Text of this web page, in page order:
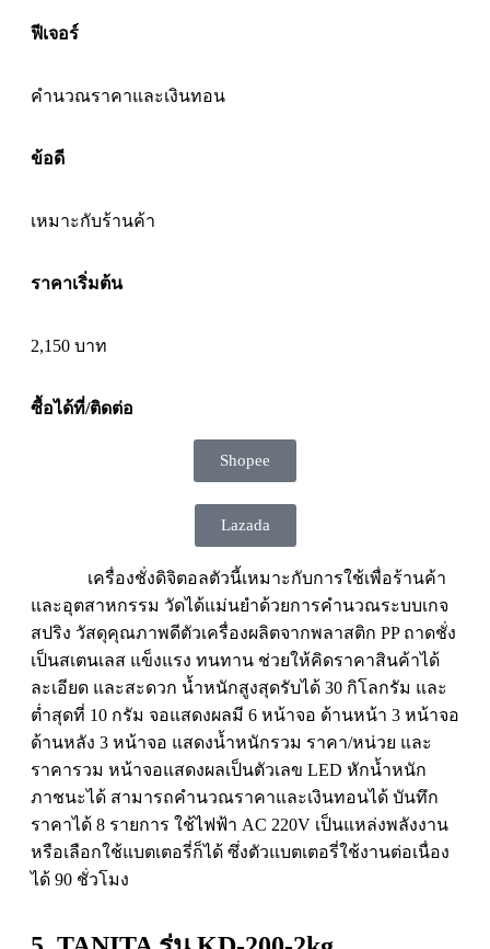
ฟีเจอร์
คำนวณราคาและเงินทอน
ข้อดี
เหมาะกับร้านค้า
ราคาเริ่มต้น
2,150 บาท
ซื้อได้ที่/ติดต่อ
Shopee
Lazada
เครื่องชั่งดิจิตอลตัวนี้เหมาะกับการใช้เพื่อร้านค้า
และอุตสาหกรรม วัดได้แม่นยำด้วยการคำนวณระบบเกจ
สปริง วัสดุคุณภาพดีตัวเครื่องผลิตจากพลาสติก PP ถาดชั่ง
เป็นสเตนเลส แข็งแรง ทนทาน ช่วยให้คิดราคาสินค้าได้
ละเอียด และสะดวก น้ำหนักสูงสุดรับได้ 30 กิโลกรัม และ
ต่ำสุดที่ 10 กรัม จอแสดงผลมี 6 หน้าจอ ด้านหน้า 3 หน้าจอ
ด้านหลัง 3 หน้าจอ แสดงน้ำหนักรวม ราคา/หน่วย และ
ราคารวม หน้าจอแสดงผลเป็นตัวเลข LED หักน้ำหนัก
ภาชนะได้ สามารถคำนวณราคาและเงินทอนได้ บันทึก
ราคาได้ 8 รายการ ใช้ไฟฟ้า AC 220V เป็นแหล่งพลังงาน
หรือเลือกใช้แบตเตอรี่ก็ได้ ซึ่งตัวแบตเตอรี่ใช้งานต่อเนื่อง
ได้ 90 ชั่วโมง